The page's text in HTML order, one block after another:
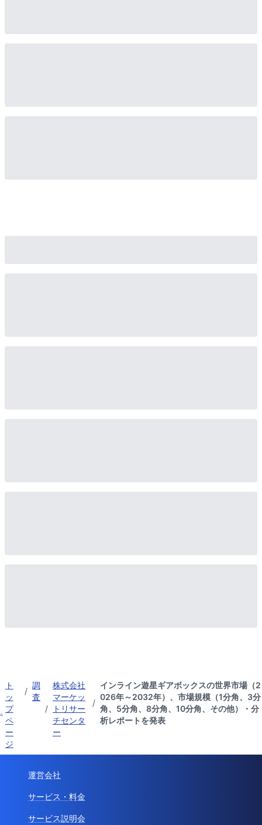
ト
ッ
プ
ペ
ー
ジ
/
調
査
/
株式会社
マーケッ
トリサー
チセンタ
ー
/
インライン遊星ギアボックスの世界市場（2
026年～2032年）、市場規模（1分角、3分
角、5分角、8分角、10分角、その他）・分
析レポートを発表
運営会社
サービス・料金
サービス説明会